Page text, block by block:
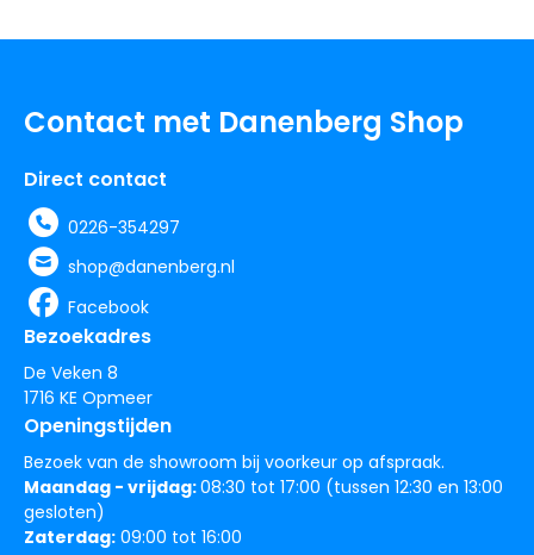
Contact met Danenberg Shop
Direct contact
0226-354297
shop@danenberg.nl
Facebook
Bezoekadres
De Veken 8
1716 KE Opmeer
Openingstijden
Bezoek van de showroom bij voorkeur op afspraak.
Maandag - vrijdag:08:30 tot 17:00 (tussen 12:30 en 13:00
gesloten)
Zaterdag: 09:00 tot 16:00